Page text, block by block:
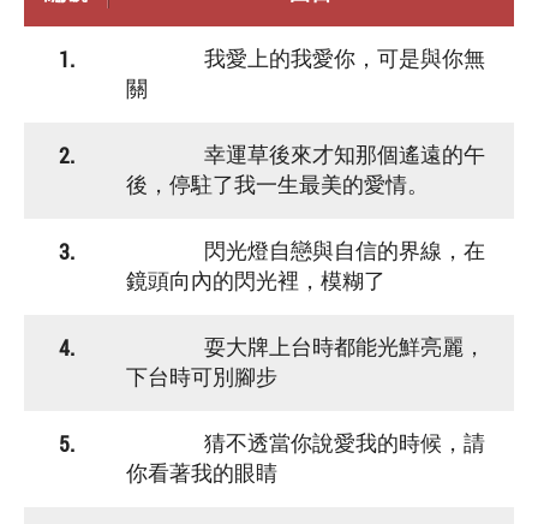
1.
我愛上的我愛你，可是與你無
關
2.
幸運草後來才知那個遙遠的午
後，停駐了我一生最美的愛情。
3.
閃光燈自戀與自信的界線，在
鏡頭向內的閃光裡，模糊了
4.
耍大牌上台時都能光鮮亮麗，
下台時可別腳步
5.
猜不透當你說愛我的時候，請
你看著我的眼睛